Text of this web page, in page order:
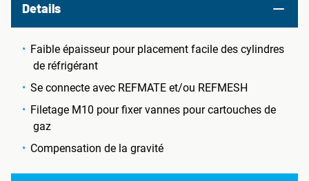
Details
Faible épaisseur pour placement facile des cylindres
de réfrigérant
Se connecte avec REFMATE et/ou REFMESH
Filetage M10 pour fixer vannes pour cartouches de
gaz
Compensation de la gravité